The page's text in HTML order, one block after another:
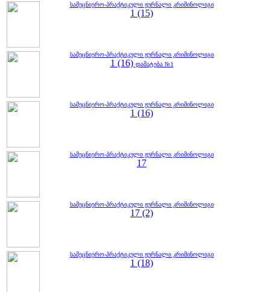
სამეცნიერო-პრაქტიკული ჟურნალი კრიმინოლიგი
1 (15)
სამეცნიერო-პრაქტიკული ჟურნალი კრიმინოლიგი
1 (16) დამატება №1
სამეცნიერო-პრაქტიკული ჟურნალი კრიმინოლიგი
1 (16)
სამეცნიერო-პრაქტიკული ჟურნალი კრიმინოლიგი
17
სამეცნიერო-პრაქტიკული ჟურნალი კრიმინოლიგი
17 (2)
სამეცნიერო-პრაქტიკული ჟურნალი კრიმინოლიგი
1 (18)